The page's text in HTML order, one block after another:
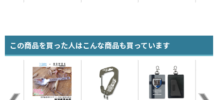
この商品を買った人はこんな商品も買っています